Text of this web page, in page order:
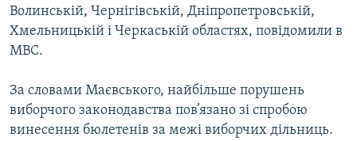
Волинськiй, Чернiгiвськiй, Днiпропетровськiй,
Хмельницькiй i Черкаськiй областях, повідомили в
МВС.
За словами Маєвського, найбiльше порушень
виборчого законодавства пов’язано зi спробою
винесення бюлетенiв за межi виборчих дільниць.